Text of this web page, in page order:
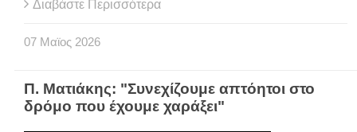
Διαβάστε Περισσότερα
07 Μαϊος 2026
Π. Ματιάκης: "Συνεχίζουμε απτόητοι στο
δρόμο που έχουμε χαράξει"